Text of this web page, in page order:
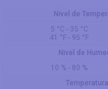
Nivel de
5 °C - 35 °C
41 °F - 95 °F
Nivel de
10 % - 80 %